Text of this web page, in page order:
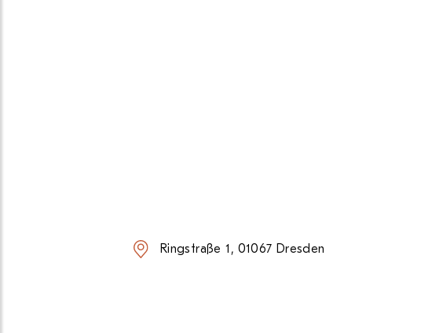
Ringstraße 1, 01067 Dresden